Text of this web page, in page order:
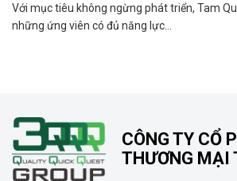
Với mục tiêu không ngừng phát triển, Tam
những ứng viên có đủ năng lực...
CÔNG TY CỔ
THƯƠNG MẠI